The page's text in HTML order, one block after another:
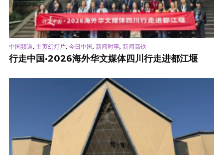
中国频道, 主页幻灯片, 今日中国, 新闻时事, 新闻高铁
行走中国·2026海外华文媒体四川行走进都江堰